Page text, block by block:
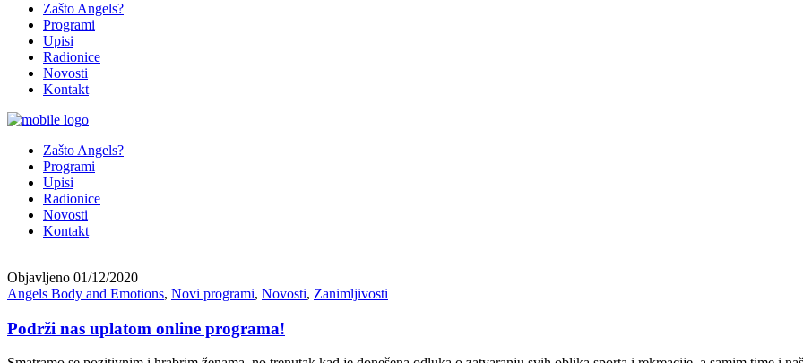
Zašto Angels?
Programi
Upisi
Radionice
Novosti
Kontakt
Zašto Angels?
Programi
Upisi
Radionice
Novosti
Kontakt
Objavljeno 01/12/2020
Angels Body and Emotions, Novi programi, Novosti, Zanimljivosti
Podrži nas uplatom online programa!